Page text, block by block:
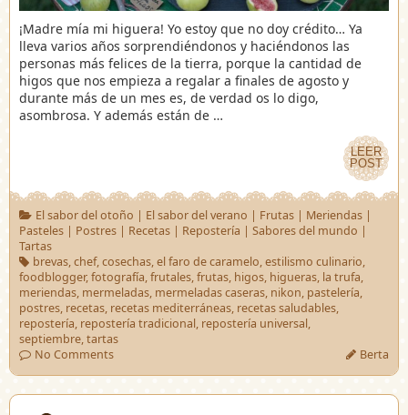
¡Madre mía mi higuera! Yo estoy que no doy crédito… Ya
lleva varios años sorprendiéndonos y haciéndonos las
personas más felices de la tierra, porque la cantidad de
higos que nos empieza a regalar a finales de agosto y
durante más de un mes es, de verdad os lo digo,
asombrosa. Y además están de …
LEER
POST
LEER
POST
El sabor del otoño | El sabor del verano | Frutas| Meriendas|
Pasteles | Postres | Recetas | Repostería | Sabores del mundo |
Tartas
brevas,chef,cosechas,el faro de caramelo,estilismo culinario,
foodblogger,fotografía,frutales,frutas, higos, higueras, la trufa,
meriendas, mermeladas, mermeladas caseras, nikon, pastelería,
postres, recetas, recetas mediterráneas, recetas saludables,
repostería, repostería tradicional, repostería universal,
septiembre,tartas
No Comments
Berta